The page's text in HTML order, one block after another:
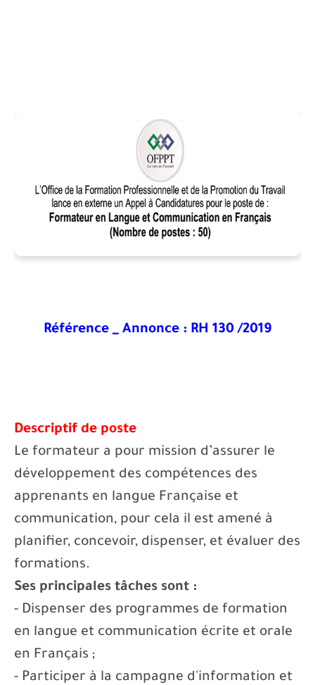
Référence _ Annonce : RH 130 /2019
Descriptif de poste
Le formateur a pour mission d’assurer le
développement des compétences des
apprenants en langue Française et
communication, pour cela il est amené à
planifier, concevoir, dispenser, et évaluer des
formations.
Ses principales tâches sont :
- Dispenser des programmes de formation
en langue et communication écrite et orale
en Français ;
- Participer à la campagne d'information et